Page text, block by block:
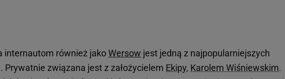
internautom również jakoWersow jest jedną z najpopularniejszych
Prywatnie związana jest z założycielem Ekipy, Karolem Wiśniewskim.